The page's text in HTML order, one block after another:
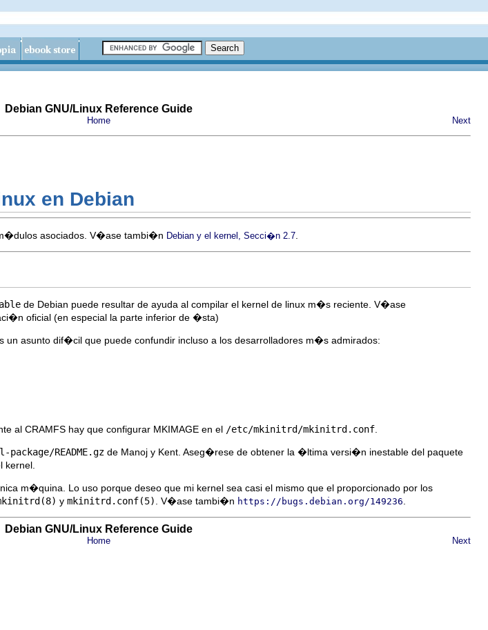
Debian GNU/Linux Reference Guide
Home Next
en Debian
asociados. V�ase tambi�n Debian y el kernel, Secci�n 2.7
de Debian puede resultar de ayuda al compilar el kernel de linux m�s reciente. V�ase
oficial (en especial la parte inferior de �sta)
asunto dif�cil que puede confundir incluso a los desarrolladores m�s admirados:
al CRAMFS hay que configurar MKIMAGE en el /etc/mkinitrd/mkinitrd.conf
README.gz de Manoj y Kent. Aseg�rese de obtener la �ltima versi�n inestable del paquete
m�quina. Lo uso porque deseo que mi kernel sea casi el mismo que el proporcionado por los
y mkinitrd.conf(5) . V�ase tambi�n https://bugs.debian.org/149236
Debian GNU/Linux Reference Guide
Home Next